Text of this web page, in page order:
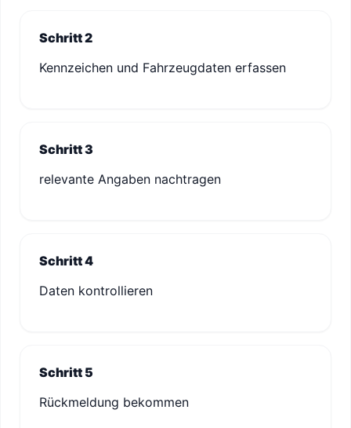
Schritt 2
Kennzeichen und Fahrzeugdaten erfassen
Schritt 3
relevante Angaben nachtragen
Schritt 4
Daten kontrollieren
Schritt 5
Rückmeldung bekommen